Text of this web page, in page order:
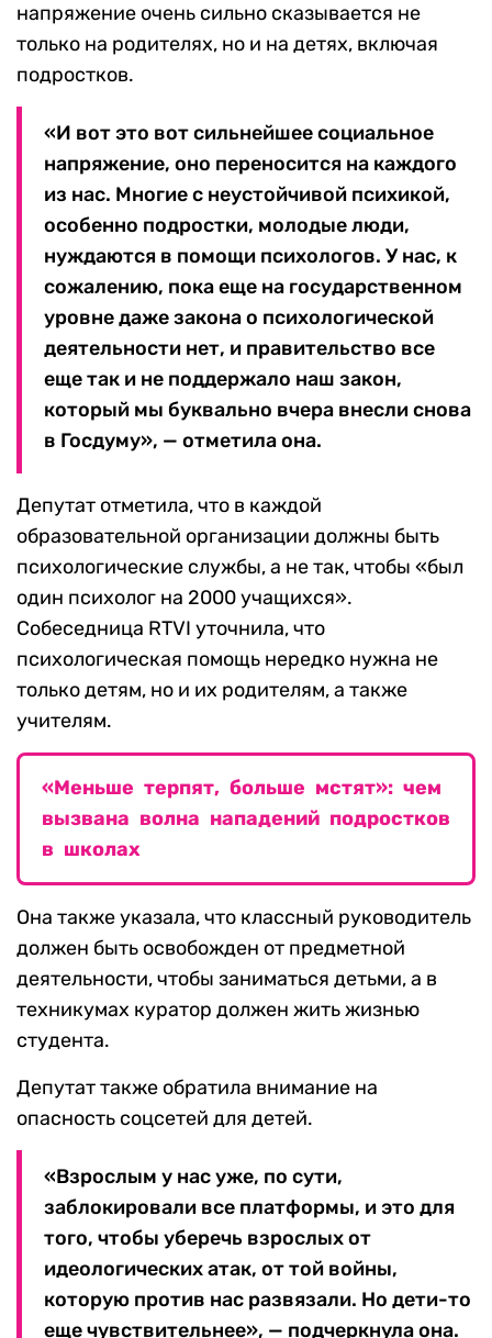
напряжение очень сильно сказывается не
только на родителях, но и на детях, включая
подростков.
«И вот это вот сильнейшее социальное
напряжение, оно переносится на каждого
из нас. Многие с неустойчивой психикой,
особенно подростки, молодые люди,
нуждаются в помощи психологов. У нас, к
сожалению, пока еще на государственном
уровне даже закона о психологической
деятельности нет, и правительство все
еще так и не поддержало наш закон,
который мы буквально вчера внесли снова
в Госдуму», — отметила она.
Депутат отметила, что в каждой
образовательной организации должны быть
психологические службы, а не так, чтобы «был
один психолог на 2000 учащихся».
Собеседница RTVI уточнила, что
психологическая помощь нередко нужна не
только детям, но и их родителям, а также
учителям.
«Меньше терпят, больше мстят»: чем
вызвана волна нападений подростков
в школах
Она также указала, что классный руководитель
должен быть освобожден от предметной
деятельности, чтобы заниматься детьми, а в
техникумах куратор должен жить жизнью
студента.
Депутат также обратила внимание на
опасность соцсетей для детей.
«Взрослым у нас уже, по сути,
заблокировали все платформы, и это для
того, чтобы уберечь взрослых от
идеологических атак, от той войны,
которую против нас развязали. Но дети-то
еще чувствительнее», — подчеркнула она.